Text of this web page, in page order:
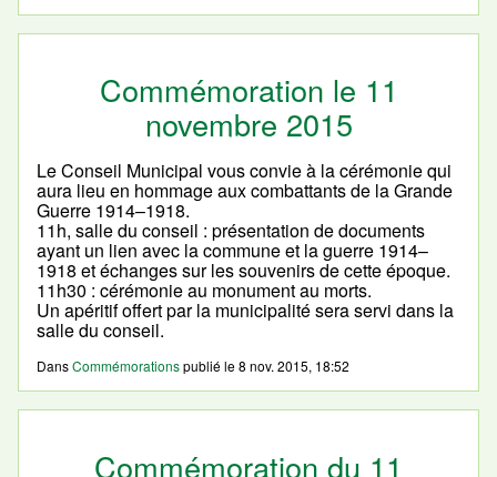
Commémoration le 11
novembre 2015
Le Conseil Municipal vous convie à la cérémonie qui
aura lieu en hommage aux combattants de la Grande
Guerre 1914–1918.
11h, salle du conseil : présentation de documents
ayant un lien avec la commune et la guerre 1914–
1918 et échanges sur les souvenirs de cette époque.
11h30 : cérémonie au monument au morts.
Un apéritif offert par la municipalité sera servi dans la
salle du conseil.
DansCommémorationspublié le8 nov. 2015, 18:52
Commémoration du 11